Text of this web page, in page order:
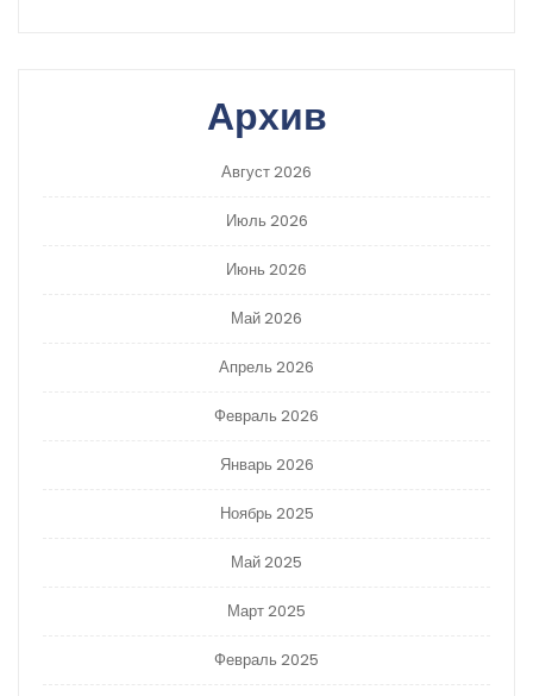
Архив
Август 2026
Июль 2026
Июнь 2026
Май 2026
Апрель 2026
Февраль 2026
Январь 2026
Ноябрь 2025
Май 2025
Март 2025
Февраль 2025